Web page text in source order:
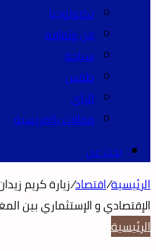
تكنولوجيا
فن وثقافة
سياحة
طقس
الرأي
مقالات بالفرنسية
بحث عن
الرئيسية/اقتصاد/زيارة كريم
الإقتصادي و الإستثماري بين
الرئيسية